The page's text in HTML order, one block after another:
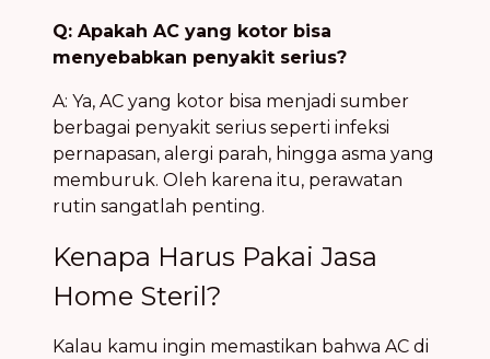
Q: Apakah AC yang kotor bisa
menyebabkan penyakit serius?
A: Ya, AC yang kotor bisa menjadi sumber
berbagai penyakit serius seperti infeksi
pernapasan, alergi parah, hingga asma yang
memburuk. Oleh karena itu, perawatan
rutin sangatlah penting.
Kenapa Harus Pakai Jasa
Home Steril?
Kalau kamu ingin memastikan bahwa AC di